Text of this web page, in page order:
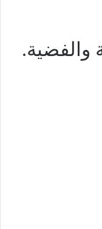
والفضية.